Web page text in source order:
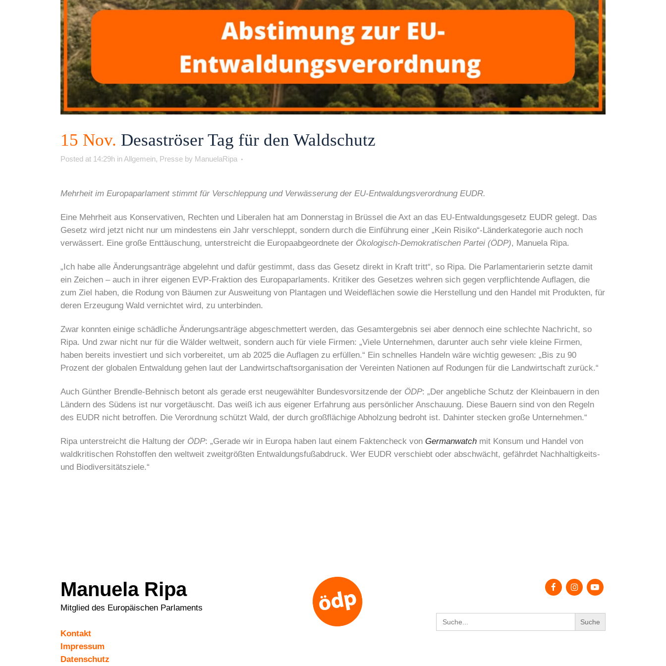
15 Nov. Desaströser Tag für den Waldschutz
Posted at 14:29h inAllgemein, Presse by ManuelaRipa
Mehrheit im Europaparlament stimmt für Verschleppung und Verwässerung der EU-Entwaldungsverordnung EUDR.
Eine Mehrheit aus Konservativen, Rechten und Liberalen hat am Donnerstag in Brüssel die Axt an das EU-Entwaldungsgesetz EUDR gelegt. Das
Gesetz wird jetzt nicht nur um mindestens ein Jahr verschleppt, sondern durch die Einführung einer „Kein Risiko“-Länderkategorie auch noch
verwässert. Eine große Enttäuschung, unterstreicht die Europaabgeordnete der Ökologisch-Demokratischen Partei (ÖDP), Manuela Ripa.
„Ich habe alle Änderungsanträge abgelehnt und dafür gestimmt, dass das Gesetz direkt in Kraft tritt“, so Ripa. Die Parlamentarierin setzte damit
ein Zeichen – auch in ihrer eigenen EVP-Fraktion des Europaparlaments. Kritiker des Gesetzes wehren sich gegen verpflichtende Auflagen, die
zum Ziel haben, die Rodung von Bäumen zur Ausweitung von Plantagen und Weideflächen sowie die Herstellung und den Handel mit Produkten, für
deren Erzeugung Wald vernichtet wird, zu unterbinden.
Zwar konnten einige schädliche Änderungsanträge abgeschmettert werden, das Gesamtergebnis sei aber dennoch eine schlechte Nachricht, so
Ripa. Und zwar nicht nur für die Wälder weltweit, sondern auch für viele Firmen: „Viele Unternehmen, darunter auch sehr viele kleine Firmen,
haben bereits investiert und sich vorbereitet, um ab 2025 die Auflagen zu erfüllen.“ Ein schnelles Handeln wäre wichtig gewesen: „Bis zu 90
Prozent der globalen Entwaldung gehen laut der Landwirtschaftsorganisation der Vereinten Nationen auf Rodungen für die Landwirtschaft zurück.“
Auch Günther Brendle-Behnisch betont als gerade erst neugewählter Bundesvorsitzende der ÖDP: „Der angebliche Schutz der Kleinbauern in den
Ländern des Südens ist nur vorgetäuscht. Das weiß ich aus eigener Erfahrung aus persönlicher Anschauung. Diese Bauern sind von den Regeln
des EUDR nicht betroffen. Die Verordnung schützt Wald, der durch großflächige Abholzung bedroht ist. Dahinter stecken große Unternehmen.“
Ripa unterstreicht die Haltung der ÖDP: „Gerade wir in Europa haben laut einem Faktencheck von Germanwatch mit Konsum und Handel von
waldkritischen Rohstoffen den weltweit zweitgrößten Entwaldungsfußabdruck. Wer EUDR verschiebt oder abschwächt, gefährdet Nachhaltigkeits-
und Biodiversitätsziele.“
Manuela Ripa
Mitglied des Europäischen Parlaments
Kontakt
Impressum
Datenschutz
Search
for: